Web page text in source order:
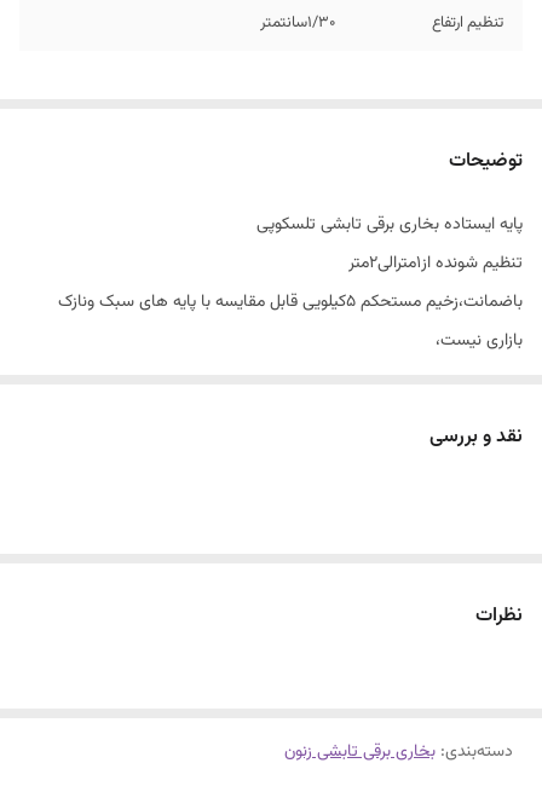
تنظیم ارتفاع ۱/۳۰سانتمتر
توضیحات
پایه ایستاده بخاری برقی تابشی تلسکوپی
تنظیم شونده از۱مترالی۲متر
باضمانت،زخیم مستحکم ۵کیلویی قابل مقایسه با پایه های سبک ونازک
بازاری نیست،
نقد و بررسی
نظرات
دسته‌بندی: بخاری برقی تابشی زنون